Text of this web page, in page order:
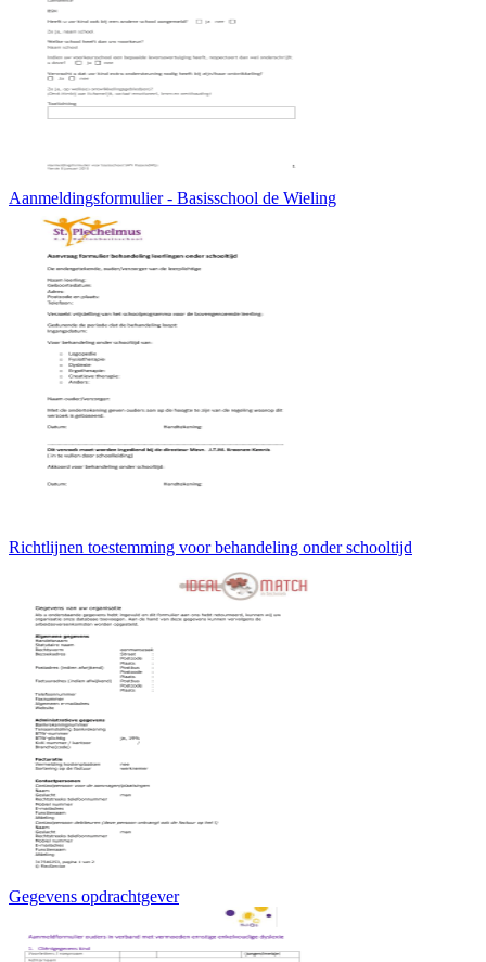
Aanmeldingsformulier - Basisschool de Wieling
Richtlijnen toestemming voor behandeling onder schooltijd
Gegevens opdrachtgever